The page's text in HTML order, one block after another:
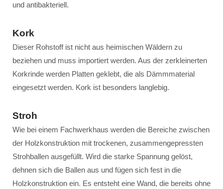
und antibakteriell.
Kork
Dieser Rohstoff ist nicht aus heimischen Wäldern zu
beziehen und muss importiert werden. Aus der zerkleinerten
Korkrinde werden Platten geklebt, die als Dämmmaterial
eingesetzt werden. Kork ist besonders langlebig.
Stroh
Wie bei einem Fachwerkhaus werden die Bereiche zwischen
der Holzkonstruktion mit trockenen, zusammengepressten
Strohballen ausgefüllt. Wird die starke Spannung gelöst,
dehnen sich die Ballen aus und fügen sich fest in die
Holzkonstruktion ein. Es entsteht eine Wand, die bereits ohne